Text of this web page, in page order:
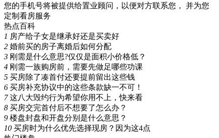
您的手机号将被提供给置业顾问，以便对方联系您， 并为您
定制看房服务
热点百科
1 房产给子女是继承好还是买卖好
2 婚前买的房子离婚后如何分配
3 刚需是什么意思?仅仅是面积小价格低？
4 刚需一族购房前，需要先做足哪些功课
5 买房除了凑首付还要提前留出这些钱
6 买房补充协议中的这些条款缺一不可！
7 这八大毁约行为希望你用不上，快来看
8 买房交完首付后不想要了怎么办？
9 楼盘封盘和开盘分别是什么意思？
10 买房时为什么优先选择现房？因为这4点